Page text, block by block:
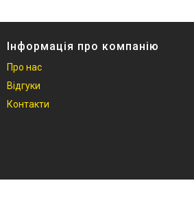
Інформація про компанію
Про нас
Відгуки
Контакти